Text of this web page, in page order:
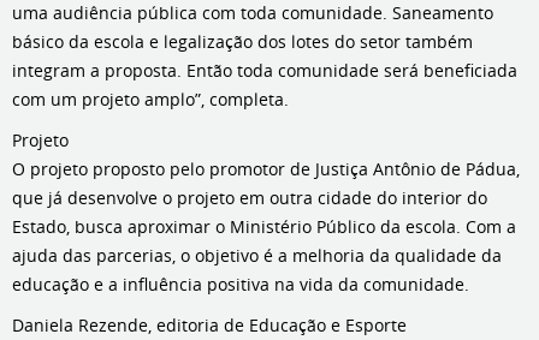
uma audiência pública com toda comunidade. Saneamento
básico da escola e legalização dos lotes do setor também
integram a proposta. Então toda comunidade será beneficiada
com um projeto amplo”, completa.
Projeto
O projeto proposto pelo promotor de Justiça Antônio de Pádua,
que já desenvolve o projeto em outra cidade do interior do
Estado, busca aproximar o Ministério Público da escola. Com a
ajuda das parcerias, o objetivo é a melhoria da qualidade da
educação e a influência positiva na vida da comunidade.
Daniela Rezende, editoria de Educação e Esporte